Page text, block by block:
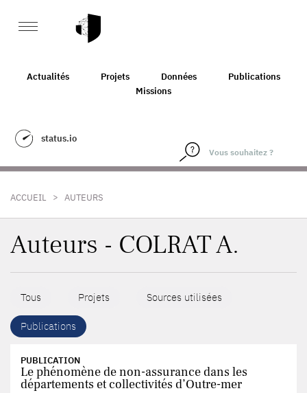
Actualités Projets Données
Publications
Missions
status.io
ACCUEIL > AUTEURS
Auteurs - COLRAT A.
Tous Projets Sources utilisées
Publications
PUBLICATION
Le phénomène de non-assurance dans les
départements et collectivités d’Outre-mer